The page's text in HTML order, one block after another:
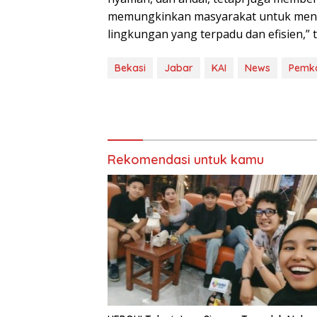
memungkinkan masyarakat untuk
lingkungan yang terpadu dan efisien,”
Bekasi Jabar KAI News
Rekomendasi untuk kamu